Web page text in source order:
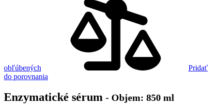
obľúbených
Pridať
do porovnania
Enzymatické sérum - Objem: 850 ml